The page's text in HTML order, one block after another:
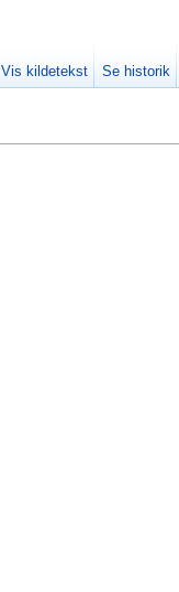
Vis kildetekst Se historik